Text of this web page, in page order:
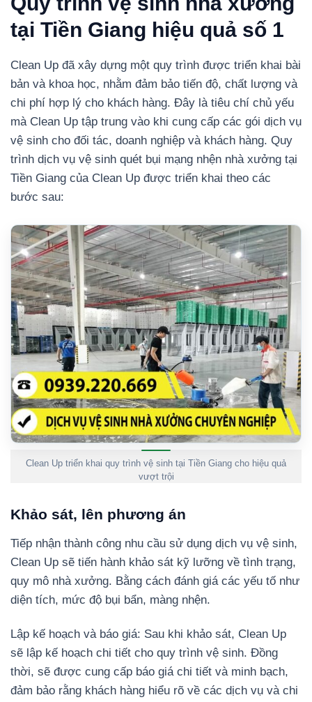
tại Tiền Giang hiệu quả số 1
Clean Up đã xây dựng một quy trình được triển khai bài
bản và khoa học, nhằm đảm bảo tiến độ, chất lượng và
chi phí hợp lý cho khách hàng. Đây là tiêu chí chủ yếu
mà Clean Up tập trung vào khi cung cấp các gói dịch vụ
vệ sinh cho đối tác, doanh nghiệp và khách hàng. Quy
trình dịch vụ vệ sinh quét bụi mạng nhện nhà xưởng tại
Tiền Giang của Clean Up được triển khai theo các
bước sau:
Clean Up triển khai quy trình vệ sinh tại Tiền Giang cho hiệu quả
vượt trội
Khảo sát, lên phương án
Tiếp nhận thành công nhu cầu sử dụng dịch vụ vệ sinh,
Clean Up sẽ tiến hành khảo sát kỹ lưỡng về tình trạng,
quy mô nhà xưởng. Bằng cách đánh giá các yếu tố như
diện tích, mức độ bụi bẩn, màng nhện.
Lập kế hoạch và báo giá: Sau khi khảo sát, Clean Up
sẽ lập kế hoạch chi tiết cho quy trình vệ sinh. Đồng
thời, sẽ được cung cấp báo giá chi tiết và minh bạch,
đảm bảo rằng khách hàng hiểu rõ về các dịch vụ và chi